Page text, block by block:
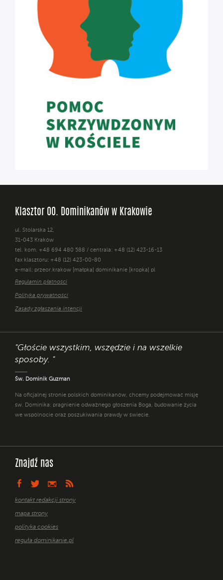
Klasztor OO. Dominikanów w Krakowie
ul. Stolarska 12,
31-043 Kraków
tel. kom. +48 694 480 588 / centrala: +48 (12) 423-16-13
fax klasztoru: +48 (12) 423-00-80
e-mail: przeor.krakow [małpka] dominikanie [kropka] pl
Regulamin płatności
Polityka prywatności
Zasady zgłaszania intencji
"Głoście wszystkim, wszędzie i na wszelkie
sposoby. "
Św. Dominik Guzman
Na oficjalnej stronie polskich dominikanów, chcemy podejmować misję
św. Dominika: pragnienie odważnego głoszenia Boga, budowanie życia
we wspólnocie oraz poszukiwania prawdy w świecie.
Znajdź nas
kontakt redakcji strony
mapa strony
polityka cookies
reguła dominikanie.pl